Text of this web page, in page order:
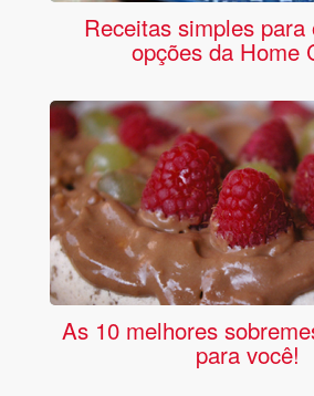
Receitas simples
opções da Home
As 10 melhores
para você!